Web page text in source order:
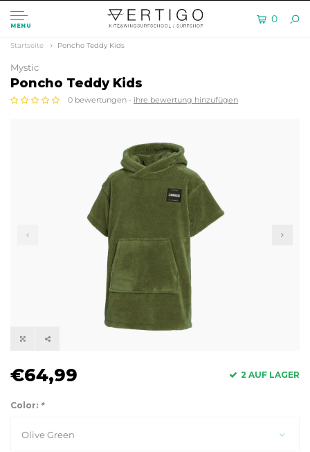
MENU
0
Startseite Poncho Teddy Kids
Mystic
Poncho Teddy Kids
0 bewertungen - ihre bewertung hinzufügen
€64,99 2 AUF LAGER
Color: *
Olive Green